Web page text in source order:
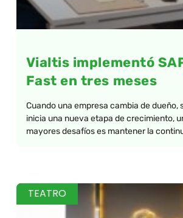
Vialtis implementó SAP
Fast en tres meses
Cuando una empresa cambia de dueño,
inicia una nueva etapa de crecimiento,
mayores desafíos es mantener la
TEATRO